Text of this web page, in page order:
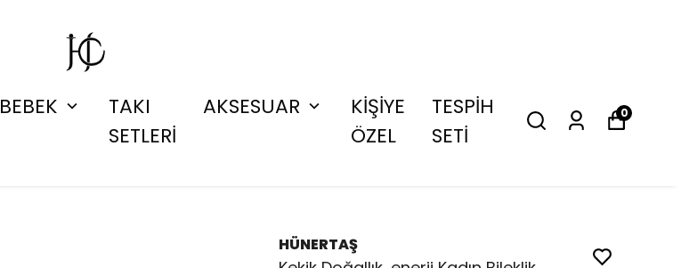
BEBEK
TAKI
SETLERİ
AKSESUAR
KİŞİYE
ÖZEL
TESPİH
SETİ
0
HÜNERTAŞ